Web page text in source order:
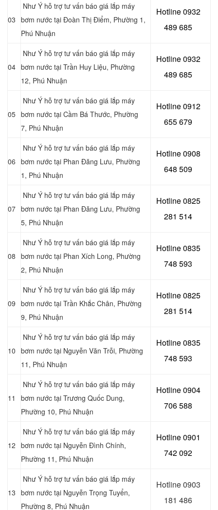
03
Như Ý hỗ trợ tư vấn báo giá lắp máy
bơm nước tại Đoàn Thị Điểm, Phường 1,
Phú Nhuận
Hotline 0932
489 685
04
Như Ý hỗ trợ tư vấn báo giá lắp máy
bơm nước tại Trần Huy Liệu, Phường
12, Phú Nhuận
Hotline 0932
489 685
05
Như Ý hỗ trợ tư vấn báo giá lắp máy
bơm nước tại Cầm Bá Thước, Phường
7, Phú Nhuận
Hotline 0912
655 679
06
Như Ý hỗ trợ tư vấn báo giá lắp máy
bơm nước tại Phan Đăng Lưu, Phường
1, Phú Nhuận
Hotline 0908
648 509
07
Như Ý hỗ trợ tư vấn báo giá lắp máy
bơm nước tại Phan Đăng Lưu, Phường
5, Phú Nhuận
Hotline 0825
281 514
08
Như Ý hỗ trợ tư vấn báo giá lắp máy
bơm nước tại Phan Xích Long, Phường
2, Phú Nhuận
Hotline 0835
748 593
09
Như Ý hỗ trợ tư vấn báo giá lắp máy
bơm nước tại Trần Khắc Chân, Phường
9, Phú Nhuận
Hotline 0825
281 514
10
Như Ý hỗ trợ tư vấn báo giá lắp máy
bơm nước tại Nguyễn Văn Trỗi, Phường
11, Phú Nhuận
Hotline 0835
748 593
11
Như Ý hỗ trợ tư vấn báo giá lắp máy
bơm nước tại Trương Quốc Dung,
Phường 10, Phú Nhuận
Hotline 0904
706 588
12
Như Ý hỗ trợ tư vấn báo giá lắp máy
bơm nước tại Nguyễn Đình Chính,
Phường 11, Phú Nhuận
Hotline 0901
742 092
13
Như Ý hỗ trợ tư vấn báo giá lắp máy
bơm nước tại Nguyễn Trọng Tuyển,
Phường 8, Phú Nhuận
Hotline 0903
181 486